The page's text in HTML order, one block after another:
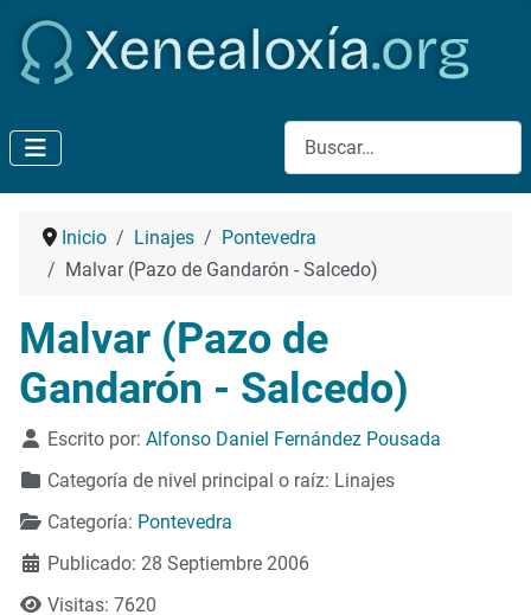
Buscar
Inicio Linajes
Pontevedra
Malvar (Pazo de Gandarón - Salcedo)
Malvar (Pazo de
Gandarón - Salcedo)
Detalles
Escrito por: Alfonso Daniel Fernández Pousada
Categoría de nivel principal o raíz: Linajes
Categoría: Pontevedra
Publicado: 28 Septiembre 2006
Visitas: 7620